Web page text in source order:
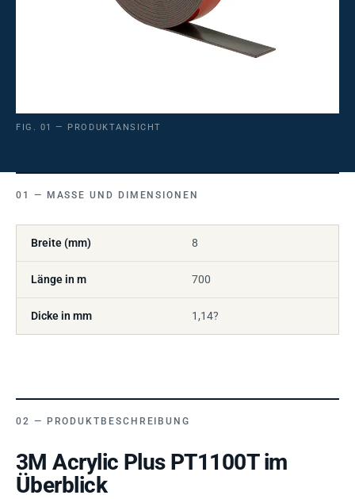
FIG. 01 — PRODUKTANSICHT
MASSE UND DIMENSIONEN
Breite (mm) 8
Länge in m 700
Dicke in mm 1,14?
PRODUKTBESCHREIBUNG
3M Acrylic Plus PT1100T im
Überblick